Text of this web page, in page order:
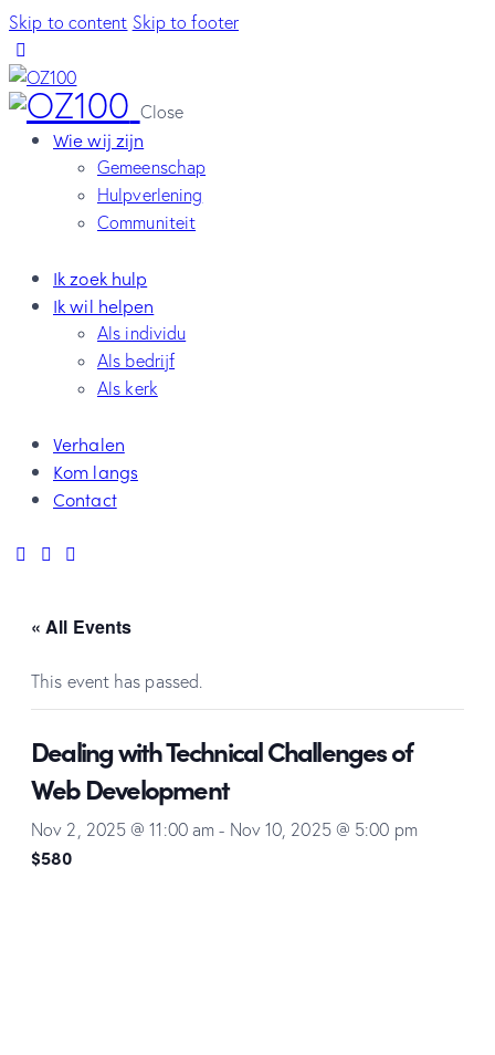
Skip to content Skip to footer
Close
Wie wij zijn
Gemeenschap
Hulpverlening
Communiteit
Ik zoek hulp
Ik wil helpen
Als individu
Als bedrijf
Als kerk
Verhalen
Kom langs
Contact
« All Events
This event has passed.
Dealing with Technical Challenges of
Web Development
Nov 2, 2025 @ 11:00 am - Nov 10, 2025 @ 5:00 pm
$580